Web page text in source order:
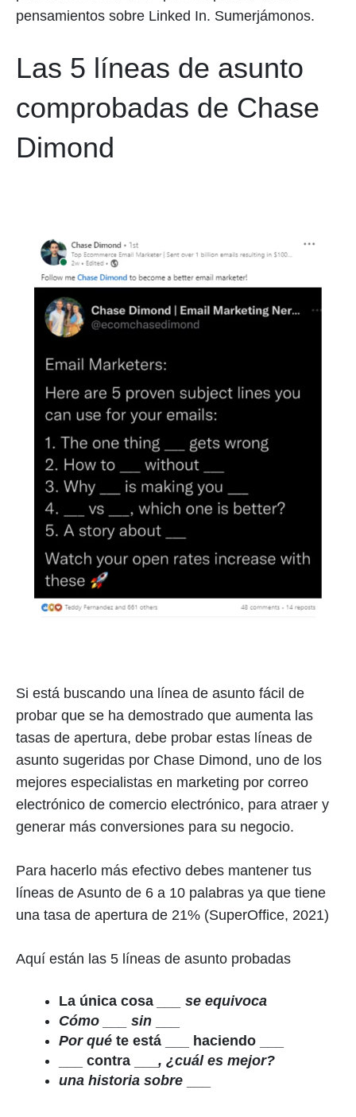
pensamientos sobre Linked In. Sumerjámonos.
Las 5 líneas de asunto
comprobadas de Chase
Dimond
Si está buscando una línea de asunto fácil de
probar que se ha demostrado que aumenta las
tasas de apertura, debe probar estas líneas de
asunto sugeridas por Chase Dimond, uno de los
mejores especialistas en marketing por correo
electrónico de comercio electrónico, para atraer y
generar más conversiones para su negocio.
Para hacerlo más efectivo debes mantener tus
líneas de Asunto de 6 a 10 palabras ya que tiene
una tasa de apertura de 21% (SuperOffice, 2021)
Aquí están las 5 líneas de asunto probadas
La única cosa
___ se equivoca
Cómo ___ sin
Por qué te está ___ haciendo ___
___ contra ___ , ¿cuál es mejor?
una historia sobre